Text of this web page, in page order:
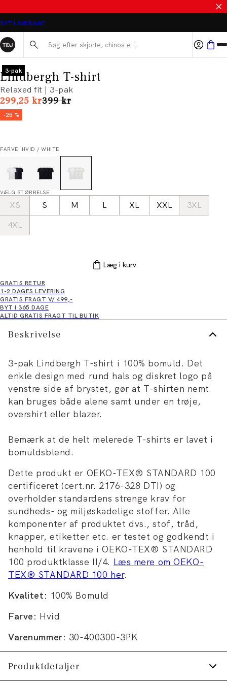
BYT I 365 DAGE
Søg her...
3-pak
Lindbergh T-shirt
Relaxed fit | 3-pak
299,25 krI alt (uden rabat)
399 kr
-25 %
FARVE: HVID / WHITE
VÆLG STØRRELSE
XS S M L XL XXL
3XL
4XL
Læg i kurv
GRATIS RETUR
1-2 DAGES LEVERING
GRATIS FRAGT V/ 499,-
BYT I 365 DAGE
ALTID GRATIS FRAGT TIL BUTIK
Beskrivelse
3-pak Lindbergh T-shirt i 100% bomuld. Det
enkle design med rund hals og diskret logo på
venstre side af brystet, gør at T-shirten nemt
kan bruges både alene samt under en trøje,
overshirt eller blazer.
Bemærk at de helt melerede T-shirts er lavet i
bomuldsblend.
Dette produkt er OEKO-TEX® STANDARD 100
certificeret (cert.nr. 2176-328 DTI) og
overholder standardens strenge krav for
sundheds- og miljøskadelige stoffer. Alle
komponenter af produktet dvs., stof, tråd,
knapper, etiketter etc. er testet og godkendt i
henhold til kravene i OEKO-TEX® STANDARD
100 produktklasse II/4. Læs mere om OEKO-
TEX® STANDARD 100 her.
Kvalitet: 100% Bomuld
Farve: Hvid
Varenummer: 30-400300-3PK
Produktdetaljer